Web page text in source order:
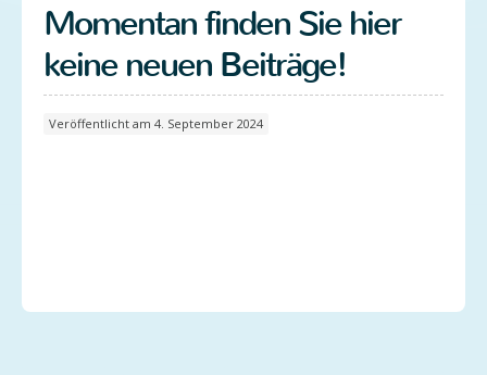
Unser Konzept
Unser Kindergarten
Unser Leitbild
Unser Team
Momentan finden Sie hier
keine neuen Beiträge!
Veröffentlicht am 4. September 2024